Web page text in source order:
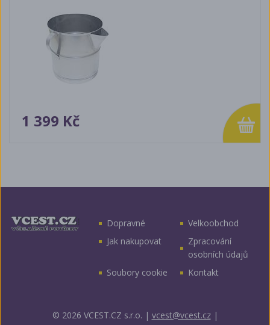
1 399 Kč
Dopravné
Velkoobchod
Jak nakupovat
Zpracování
osobních údajů
Soubory cookie
Kontakt
© 2026 VCEST.CZ s.r.o. | vcest@vcest.cz|